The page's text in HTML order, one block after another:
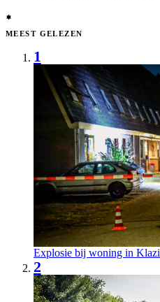
MEEST GELEZEN
1
Explosie bij woning in
2